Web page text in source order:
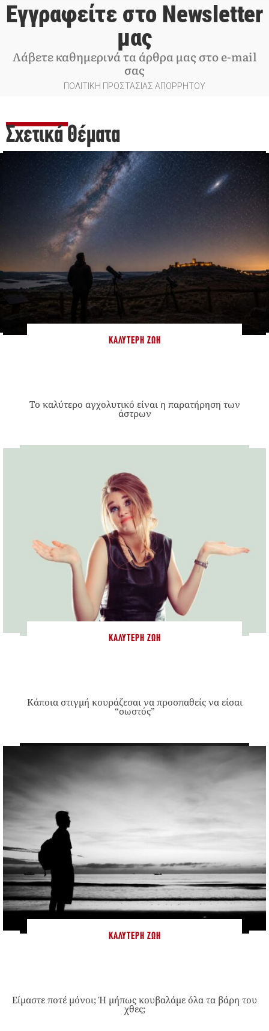
Εγγραφείτε στο Newsletter
μας
Λάβετε καθημερινά τα άρθρα μας στο e-mail
σας
ΠΟΛΙΤΙΚΗ ΠΡΟΣΤΑΣΙΑΣ ΑΠΟΡΡΗΤΟΥ
Σχετικά Θέματα
ΚΑΛΎΤΕΡΗ ΖΩΉ
Το καλύτερο αγχολυτικό είναι η παρατήρηση των
άστρων
ΚΑΛΎΤΕΡΗ ΖΩΉ
Κάποια στιγμή κουράζεσαι να προσπαθείς να είσαι
“σωστός”
ΚΑΛΎΤΕΡΗ ΖΩΉ
Είμαστε ποτέ μόνοι; Ή μήπως κουβαλάμε όλα τα βάρη του
χθες;